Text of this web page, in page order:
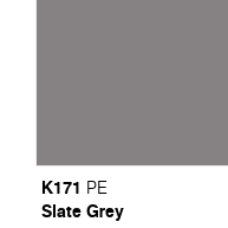
K171 PE
Slate Grey